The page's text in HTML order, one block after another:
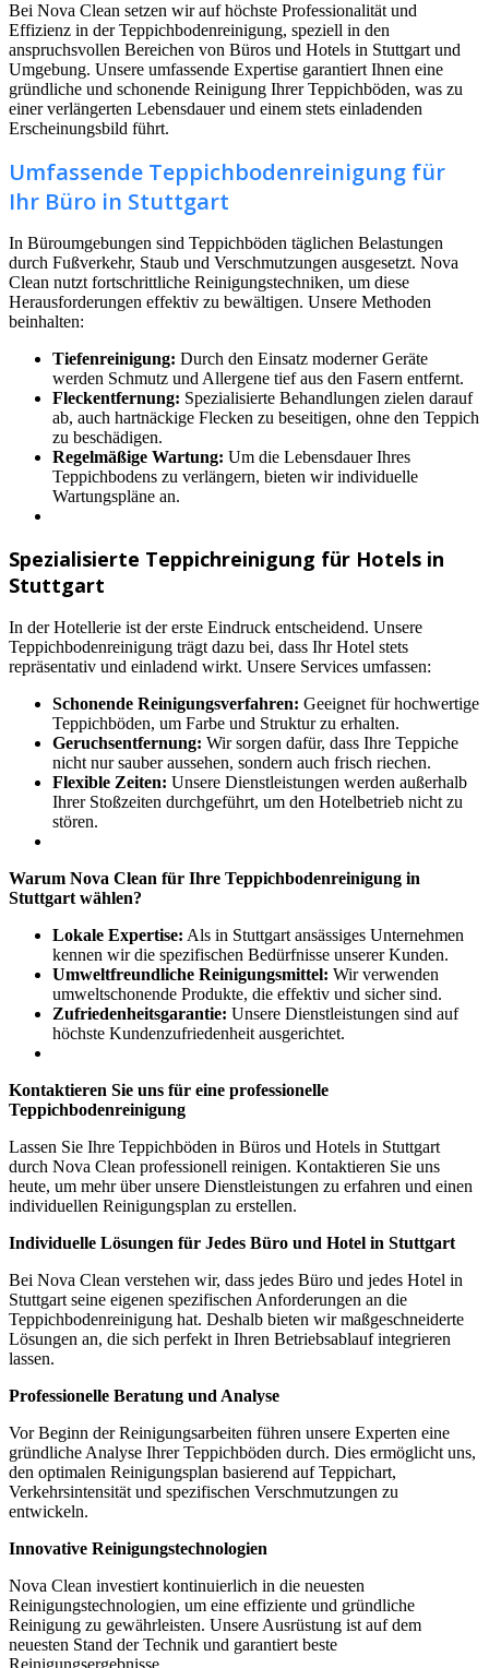
Bei Nova Clean setzen wir auf höchste Professionalität und
Effizienz in der Teppichbodenreinigung, speziell in den
anspruchsvollen Bereichen von Büros und Hotels in Stuttgart und
Umgebung. Unsere umfassende Expertise garantiert Ihnen eine
gründliche und schonende Reinigung Ihrer Teppichböden, was zu
einer verlängerten Lebensdauer und einem stets einladenden
Erscheinungsbild führt.
Umfassende Teppichbodenreinigung für
Ihr Büro in Stuttgart
In Büroumgebungen sind Teppichböden täglichen Belastungen
durch Fußverkehr, Staub und Verschmutzungen ausgesetzt. Nova
Clean nutzt fortschrittliche Reinigungstechniken, um diese
Herausforderungen effektiv zu bewältigen. Unsere Methoden
beinhalten:
Tiefenreinigung: Durch den Einsatz moderner Geräte
werden Schmutz und Allergene tief aus den Fasern entfernt.
Fleckentfernung: Spezialisierte Behandlungen zielen darauf
ab, auch hartnäckige Flecken zu beseitigen, ohne den Teppich
zu beschädigen.
Regelmäßige Wartung: Um die Lebensdauer Ihres
Teppichbodens zu verlängern, bieten wir individuelle
Wartungspläne an.
Spezialisierte Teppichreinigung für Hotels in
Stuttgart
In der Hotellerie ist der erste Eindruck entscheidend. Unsere
Teppichbodenreinigung trägt dazu bei, dass Ihr Hotel stets
repräsentativ und einladend wirkt. Unsere Services umfassen:
Schonende Reinigungsverfahren: Geeignet für hochwertige
Teppichböden, um Farbe und Struktur zu erhalten.
Geruchsentfernung: Wir sorgen dafür, dass Ihre Teppiche
nicht nur sauber aussehen, sondern auch frisch riechen.
Flexible Zeiten: Unsere Dienstleistungen werden außerhalb
Ihrer Stoßzeiten durchgeführt, um den Hotelbetrieb nicht zu
stören.
Warum Nova Clean für Ihre Teppichbodenreinigung in
Stuttgart wählen?
Lokale Expertise: Als in Stuttgart ansässiges Unternehmen
kennen wir die spezifischen Bedürfnisse unserer Kunden.
Umweltfreundliche Reinigungsmittel: Wir verwenden
umweltschonende Produkte, die effektiv und sicher sind.
Zufriedenheitsgarantie: Unsere Dienstleistungen sind auf
höchste Kundenzufriedenheit ausgerichtet.
Kontaktieren Sie uns für eine professionelle
Teppichbodenreinigung
Lassen Sie Ihre Teppichböden in Büros und Hotels in Stuttgart
durch Nova Clean professionell reinigen. Kontaktieren Sie uns
heute, um mehr über unsere Dienstleistungen zu erfahren und einen
individuellen Reinigungsplan zu erstellen.
Individuelle Lösungen für Jedes Büro und Hotel in Stuttgart
Bei Nova Clean verstehen wir, dass jedes Büro und jedes Hotel in
Stuttgart seine eigenen spezifischen Anforderungen an die
Teppichbodenreinigung hat. Deshalb bieten wir maßgeschneiderte
Lösungen an, die sich perfekt in Ihren Betriebsablauf integrieren
lassen.
Professionelle Beratung und Analyse
Vor Beginn der Reinigungsarbeiten führen unsere Experten eine
gründliche Analyse Ihrer Teppichböden durch. Dies ermöglicht uns,
den optimalen Reinigungsplan basierend auf Teppichart,
Verkehrsintensität und spezifischen Verschmutzungen zu
entwickeln.
Innovative Reinigungstechnologien
Nova Clean investiert kontinuierlich in die neuesten
Reinigungstechnologien, um eine effiziente und gründliche
Reinigung zu gewährleisten. Unsere Ausrüstung ist auf dem
neuesten Stand der Technik und garantiert beste